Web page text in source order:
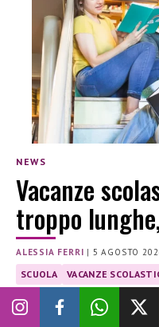
NEWS
Vacanze
troppo
ALESSIA FERRI | 5 AGOSTO
SCUOLA VACANZE
Francesca Fiore e Sarah
satirico ma non troppo